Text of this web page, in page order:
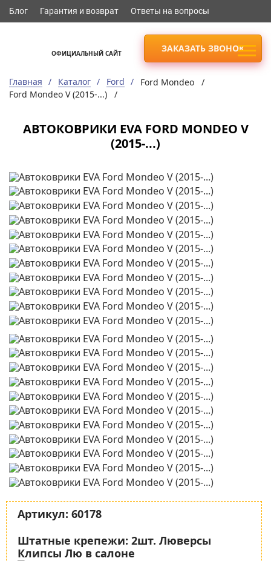
Блог Гарантия и возврат Ответы на вопросы
ОФИЦИАЛЬНЫЙ САЙТ ЗАКАЗАТЬ ЗВОНОК
Главная Каталог Ford
Ford Mondeo /
Ford Mondeo V (2015-...) /
АВТОКОВРИКИ EVA FORD MONDEO V
(2015-...)
Артикул: 60178
Штатные крепежи: 2шт. Люверсы
Клипсы Лю в салоне